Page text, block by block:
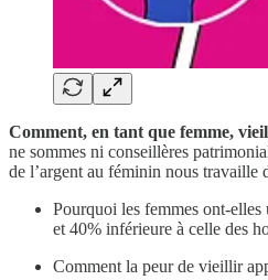
Comment, en tant que femme,
ne sommes ni conseillères
de l’argent au féminin nous travaille
Pourquoi les femmes ont-
et 40% inférieure à celle des
Comment la peur de vieillir